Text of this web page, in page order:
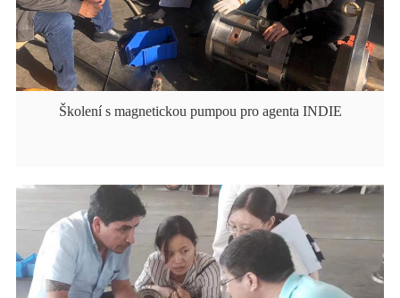
Školení s magnetickou pumpou pro agenta INDIE